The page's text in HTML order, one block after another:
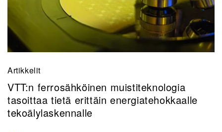
Artikkelit
VTT:n ferrosähköinen muistiteknologia
tasoittaa tietä erittäin energiatehokkaalle
tekoälylaskennalle